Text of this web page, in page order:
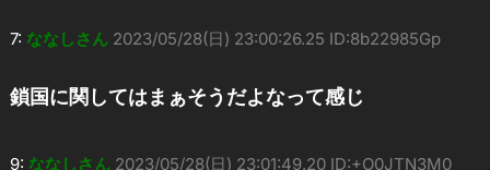
7: ななしさん 2023/05/28(日) 23:00:26.25 ID:8b22985Gp
鎖国に関してはまぁそうだよなって感じ
9: ななしさん 2023/05/28(日) 23:01:49.20 ID:+O0JTN3M0